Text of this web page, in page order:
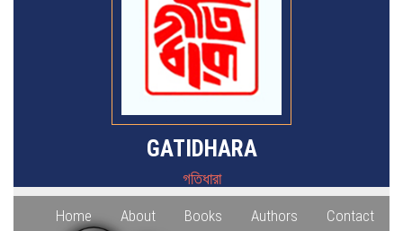
GATIDHARA
গতিধারা
Home About Books Authors Contact